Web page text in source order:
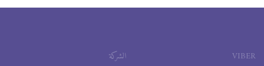
VIBER الشركة